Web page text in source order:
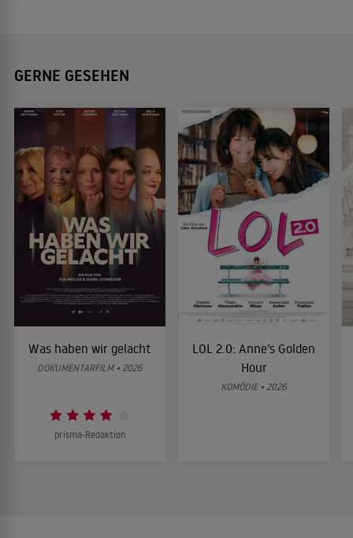
GERNE GESEHEN
Was haben wir gelacht
DOKUMENTARFILM • 2026
prisma-Redaktion
LOL 2.0: Anne’s Golden
Hour
KOMÖDIE • 2026